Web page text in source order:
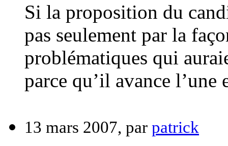
Si la proposition du
pas seulement par la
problématiques qui
parce qu’il avance l’une
13 mars 2007, par patrick